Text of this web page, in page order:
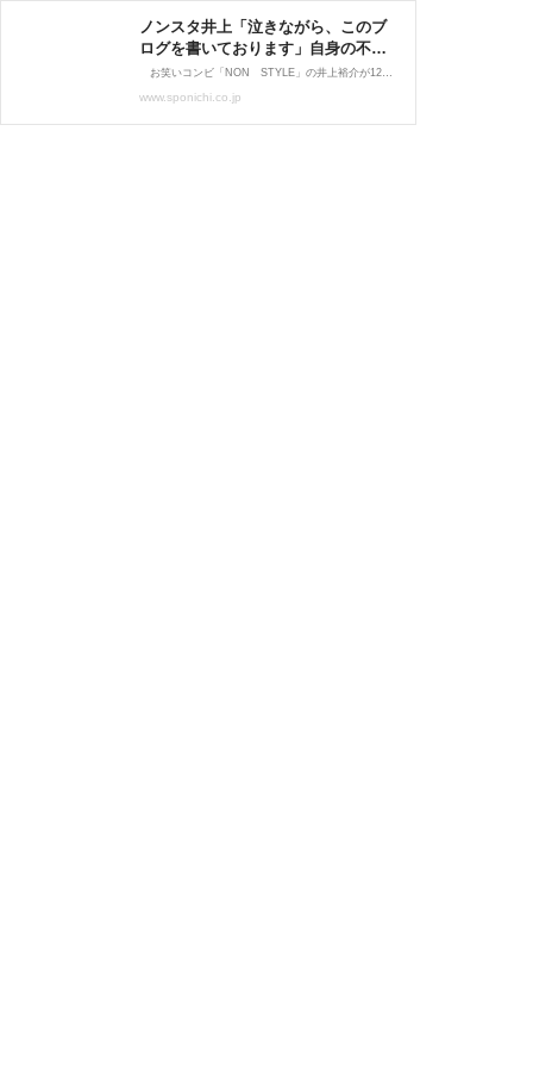
ノンスタ井上「泣きながら、このブ
ログを書いております」自身の不注
意で愛犬が…緊急で動物病院へ - ス
ポニチ Sponichi Annex 芸能
お笑いコンビ「NON STYLE」の井上裕介が12日に公式ツイッターとブログを更新。自身の不注意で、愛犬がチョコレートを食べてしまったことを明かし、病院に向…
www.sponichi.co.jp